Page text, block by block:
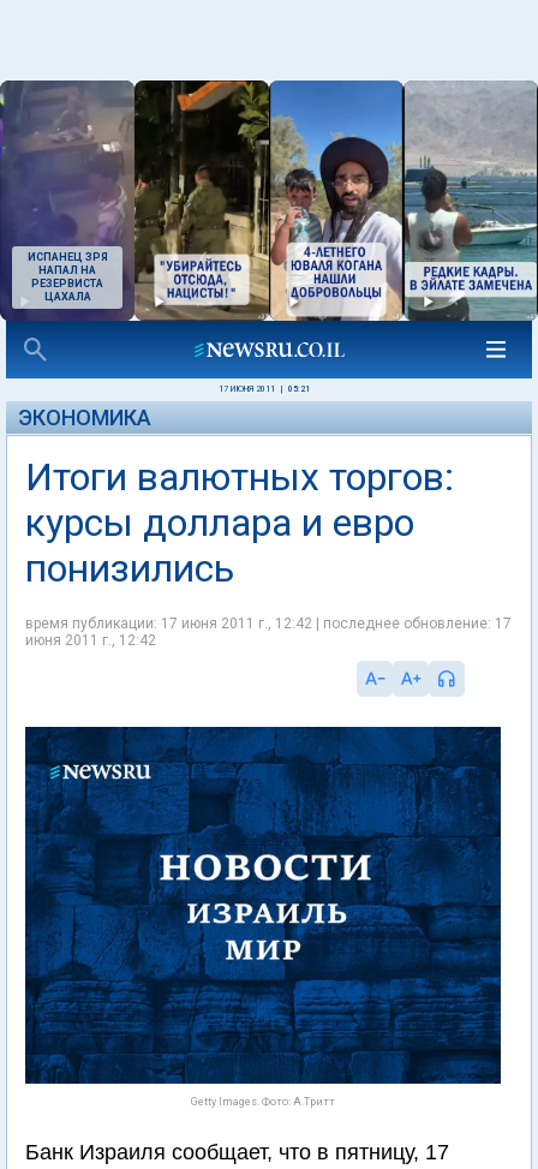
ИСПАНЕЦ ЗРЯ
НАПАЛ НА
РЕЗЕРВИСТА
ЦАХАЛА
17 ИЮНЯ 2011 05:21
ЭКОНОМИКА
Итоги валютных торгов:
курсы доллара и евро
понизились
время публикации: 17 июня 2011 г., 12:42 | последнее обновление: 17
июня 2011 г., 12:42
Getty Images. Фото: А.Тритт
Банк Израиля сообщает, что в пятницу, 17